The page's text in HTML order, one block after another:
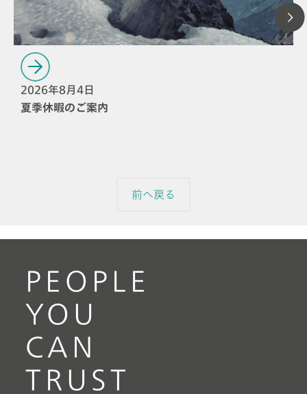
2026年8月4日
夏季休暇のご案内
前へ戻る
PEOPLE
YOU
CAN
TRUST